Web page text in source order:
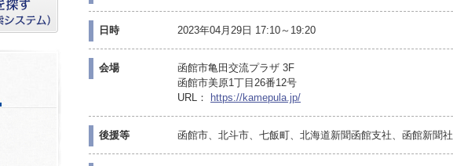
日時 2023年04月29日 17:10～19:20
会場
函館市亀田交流プラザ 3F
函館市美原1丁目26番12号
URL：
https://kamepula.jp/
後援等 函館市、北斗市、七飯町、北海道新聞函館支社、函館新聞社